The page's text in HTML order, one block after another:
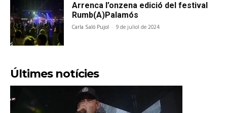
Arrenca l’onzena edició del festival
Rumb(A)Palamós
Carla Saló Pujol - 9 de juliol de 2024
Últimes notícies